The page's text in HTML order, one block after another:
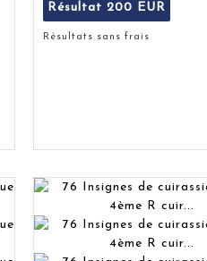
Résultat 200 EUR
Résultats sans frais